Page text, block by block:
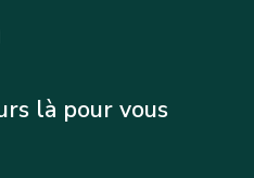
là pour vous